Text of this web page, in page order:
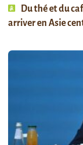
Du thé et du
arriver en Asie